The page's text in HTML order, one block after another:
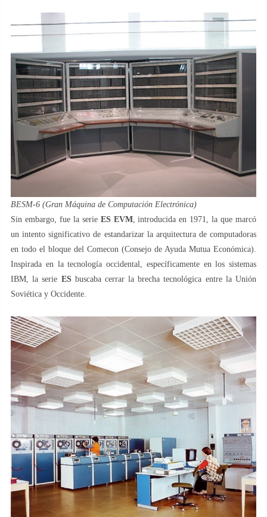
BESM-6 (Gran Máquina de Computación Electrónica)
Sin embargo, fue la serie ES EVM, introducida en 1971, la que marcó
un intento significativo de estandarizar la arquitectura de computadoras
en todo el bloque del Comecon (Consejo de Ayuda Mutua Económica).
Inspirada en la tecnología occidental, específicamente en los sistemas
IBM, la serie ESbuscaba cerrar la brecha tecnológica entre la Unión
Soviética y Occidente.